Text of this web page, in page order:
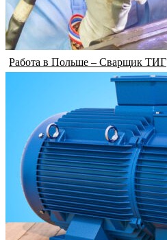
Работа в Польше – Сварщик ТИГ